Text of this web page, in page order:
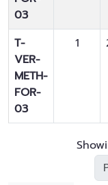
03
T-
VER-
METH-
FOR-
03
1